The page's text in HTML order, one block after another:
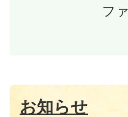
フ
お知らせ